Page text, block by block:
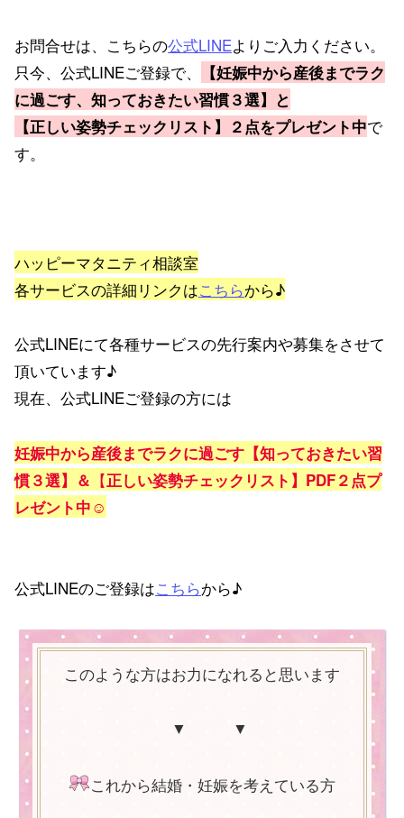
お問合せは、こちらの公式LINEよりご入力ください。
只今、公式LINEご登録で、
【妊娠中から産後までラク
に過ごす、知っておきたい習慣３選】と
【正しい姿勢チェックリスト】２点をプレゼント中で
す。
ハッピーマタニティ相談室
各サービスの詳細リンクはこちらから♪
公式LINEにて各種サービスの先行案内や募集をさせて
頂いています♪
現在、公式LINEご登録の方には
妊娠中から産後までラクに過ごす 【知っておきたい習
慣３選】＆ 【正しい姿勢チェックリスト】 PDF２点プ
レゼント中☺
公式LINEのご登録はこちらから♪
このような方はお力になれると思います
▼ ▼
これから結婚・妊娠を考えている方